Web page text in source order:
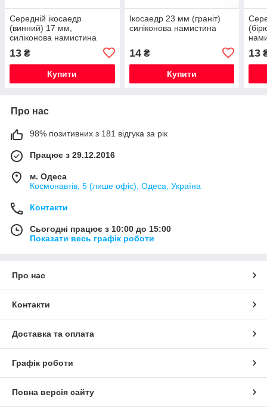
Середній ікосаедр
(винний) 17 мм,
силіконова намистина
13 ₴
Купити
Ікосаедр 23 мм (граніт)
силіконова намистина
14₴
Купити
13
Про нас
98% позитивних з 181 відгука за рік
Працює з 29.12.2016
м. Одеса
Космонавтів, 5 (лише офіс), Одеса, Україна
Контакти
Сьогодні працює з 10:00 до 15:00
Показати весь графік роботи
Про нас
Контакти
Доставка та оплата
Графік роботи
Повна версія сайту